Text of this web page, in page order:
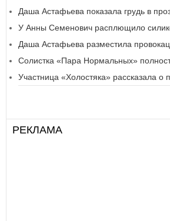
Даша Астафьева показала грудь в
У Анны Семенович расплющило
Даша Астафьева разместила
Солистка «Пара Нормальных»
Участница «Холостяка» рассказала о
РЕКЛАМА